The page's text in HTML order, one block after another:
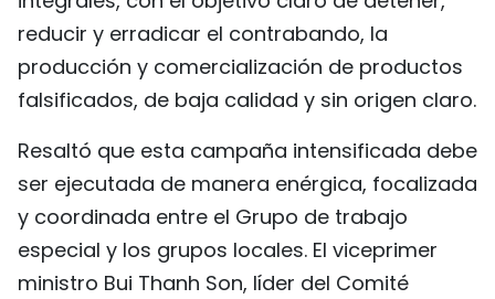
reducir y erradicar el contrabando, la
producción y comercialización de productos
falsificados, de baja calidad y sin origen claro.
Resaltó que esta campaña intensificada debe
ser ejecutada de manera enérgica, focalizada
y coordinada entre el Grupo de trabajo
especial y los grupos locales. El viceprimer
ministro Bui Thanh Son, líder del Comité